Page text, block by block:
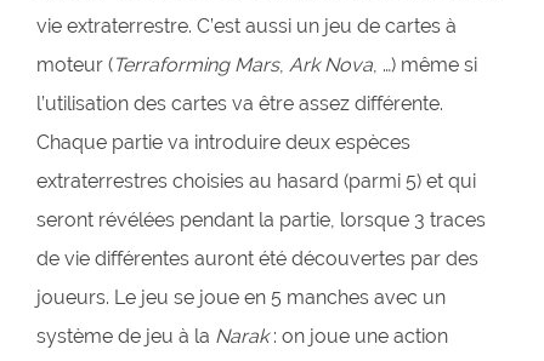
vie extraterrestre. C’est aussi un jeu de cartes à
moteur (Terraforming Mars, Ark Nova, …) même si
l’utilisation des cartes va être assez différente.
Chaque partie va introduire deux espèces
extraterrestres choisies au hasard (parmi 5) et qui
seront révélées pendant la partie, lorsque 3 traces
de vie différentes auront été découvertes par des
joueurs. Le jeu se joue en 5 manches avec un
système de jeu à la Narak: on joue une action